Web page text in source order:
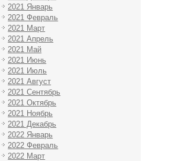
2021 Январь
2021 Февраль
2021 Март
2021 Апрель
2021 Май
2021 Июнь
2021 Июль
2021 Август
2021 Сентябрь
2021 Октябрь
2021 Ноябрь
2021 Декабрь
2022 Январь
2022 Февраль
2022 Март